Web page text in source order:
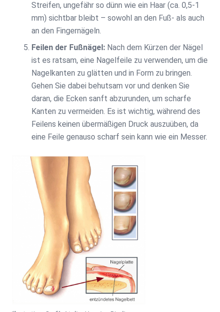
Streifen, ungefähr so dünn wie ein Haar (ca. 0,5-1
mm) sichtbar bleibt – sowohl an den Fuß- als auch
an den Fingernägeln.
Feilen der Fußnägel: Nach dem Kürzen der Nägel
ist es ratsam, eine Nagelfeile zu verwenden, um die
Nagelkanten zu glätten und in Form zu bringen.
Gehen Sie dabei behutsam vor und denken Sie
daran, die Ecken sanft abzurunden, um scharfe
Kanten zu vermeiden. Es ist wichtig, während des
Feilens keinen übermäßigen Druck auszuüben, da
eine Feile genauso scharf sein kann wie ein Messer.